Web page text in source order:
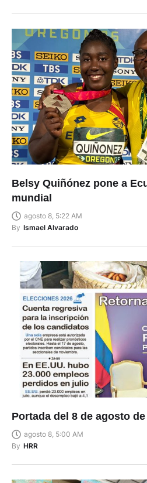
Belsy Quiñónez pone a
mundial
agosto 8, 5:22 AM
By Ismael Alvarado
Portada del 8 de agosto de
agosto 8, 5:00 AM
By HRR